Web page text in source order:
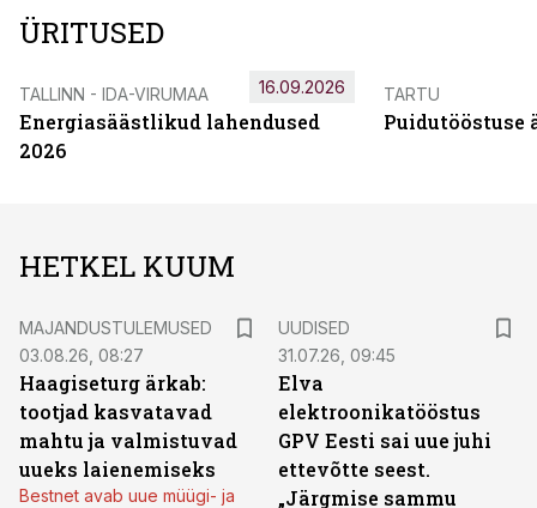
ÜRITUSED
TALLINN - IDA-VIRUMAA
Energiasäästlikud lahendused
2026
16.09.2026 TARTU
Puidutööstuse
HETKEL KUUM
MAJANDUSTULEMUSED
03.08.26, 08:27
Haagiseturg ärkab:
tootjad kasvatavad
mahtu ja valmistuvad
uueks laienemiseks
Bestnet avab uue müügi- ja
UUDISED
31.07.26, 09:45
Elva
elektroonikatööstus
GPV Eesti sai uue juhi
ettevõtte seest.
„Järgmise sammu